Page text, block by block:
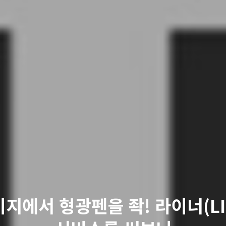
지에서 형광펜을 좍! 라이너